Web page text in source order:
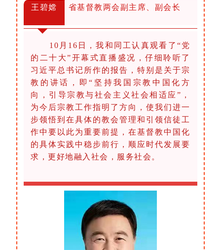
王碧嫦 省基督教两会副主席、副会长
10月16日，我和同工认真观看了“党
的二十大”开幕式直播盛况，仔细聆听了
习近平总书记所作的报告，特别是关于宗
教的讲话，即“坚持我国宗教中国化方
向，引导宗教与社会主义社会相适应”，
为今后宗教工作指明了方向，使我们进一
步领悟到在具体的教会管理和引领信徒工
作中要以此为重要前提，在基督教中国化
的具体实践中稳步前行，顺应时代发展要
求，更好地融入社会，服务社会。